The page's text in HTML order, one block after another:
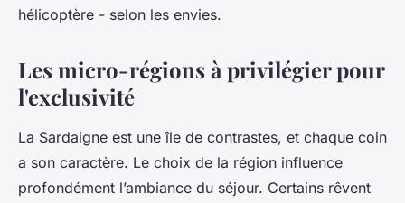
hélicoptère - selon les envies.
Les micro-régions à privilégier pour
l'exclusivité
La Sardaigne est une île de contrastes, et chaque coin
a son caractère. Le choix de la région influence
profondément l’ambiance du séjour. Certains rêvent